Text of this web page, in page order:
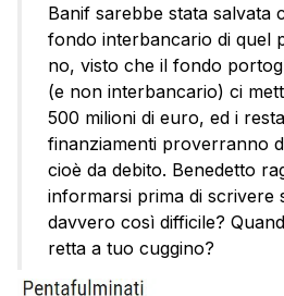
Banif sarebbe stata salvata
fondo interbancario di quel
no, visto che il fondo
(e non interbancario) ci
500 milioni di euro, ed i
finanziamenti proverranno
cioè da debito. Benedetto
informarsi prima di scrivere
davvero così difficile?
retta a tuo cuggino?